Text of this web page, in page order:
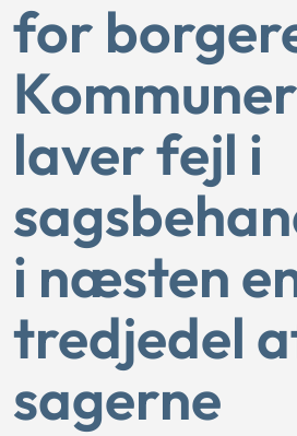
for
laver fejl i
i næsten
tredjedel
sagerne